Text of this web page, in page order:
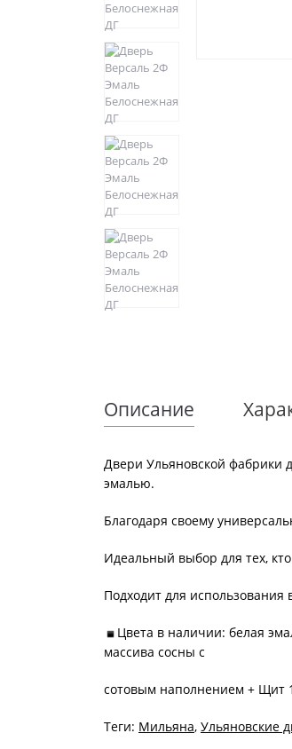
Описание
Двери Ульяновской фабрики
эмалью.
Благодаря своему
Идеальный выбор для тех,
Подходит для
Цвета в наличии: белая
массива сосны с
сотовым наполнением + Щит
Теги: Мильяна, Ульяновские